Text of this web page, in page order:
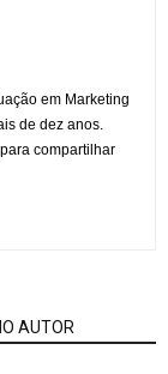
em Marketing
de dez anos.
compartilhar
AUTOR